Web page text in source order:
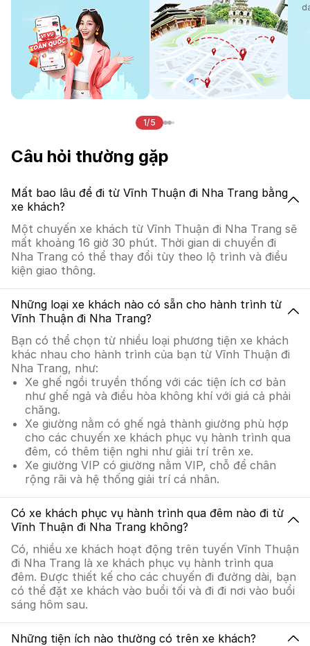
1/5
Câu hỏi thường gặp
Mất bao lâu để đi từ Vĩnh Thuận đi Nha Trang bằng
xe khách?
Một chuyến xe khách từ Vĩnh Thuận đi Nha Trang sẽ
mất khoảng 16 giờ 30 phút. Thời gian di chuyển đi
Nha Trang có thể thay đổi tùy theo lộ trình và điều
kiện giao thông.
Những loại xe khách nào có sẵn cho hành trình từ
Vĩnh Thuận đi Nha Trang?
Bạn có thể chọn từ nhiều loại phương tiện xe khách
khác nhau cho hành trình của bạn từ Vĩnh Thuận đi
Nha Trang, như:
Xe ghế ngồi truyền thống với các tiện ích cơ bản
như ghế ngả và điều hòa không khí với giá cả phải
chăng.
Xe giường nằm có ghế ngả thành giường phù hợp
cho các chuyến xe khách phục vụ hành trình qua
đêm, có thêm tiện nghi như giải trí trên xe.
Xe giường VIP có giường nằm VIP, chỗ để chân
rộng rãi và hệ thống giải trí cá nhân.
Có xe khách phục vụ hành trình qua đêm nào đi từ
Vĩnh Thuận đi Nha Trang không?
Có, nhiều xe khách hoạt động trên tuyến Vĩnh Thuận
đi Nha Trang là xe khách phục vụ hành trình qua
đêm. Được thiết kế cho các chuyến đi đường dài, bạn
có thể đặt xe khách vào buổi tối và đi đi nơi vào buổi
sáng hôm sau.
Những tiện ích nào thường có trên xe khách?